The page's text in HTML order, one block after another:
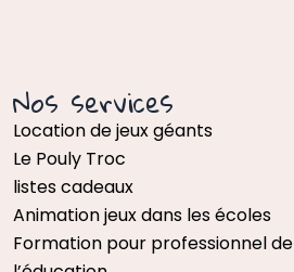
Nos services
Location de jeux géants
Le Pouly Troc
listes cadeaux
Animation jeux dans les écoles
Formation pour professionnel de